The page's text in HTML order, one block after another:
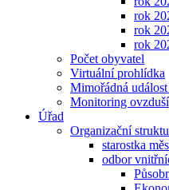
rok
rok
rok
Počet obyvatel
Virtuální prohlídka
Mimořádná
Monitoring ovzduší
Úřad
Organizační
starostka
odbor